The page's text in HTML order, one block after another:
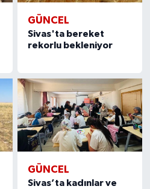
GÜNCEL
Sivas'ta bereket
rekorlu bekleniyor
GÜNCEL
Sivas’ta kadınlar ve